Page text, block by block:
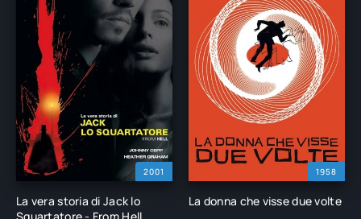
2001
La vera storia di Jack lo
1958
La donna che visse due volte